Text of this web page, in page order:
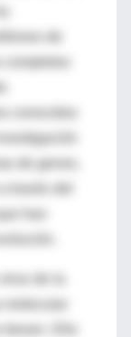
de genes,
han
de la